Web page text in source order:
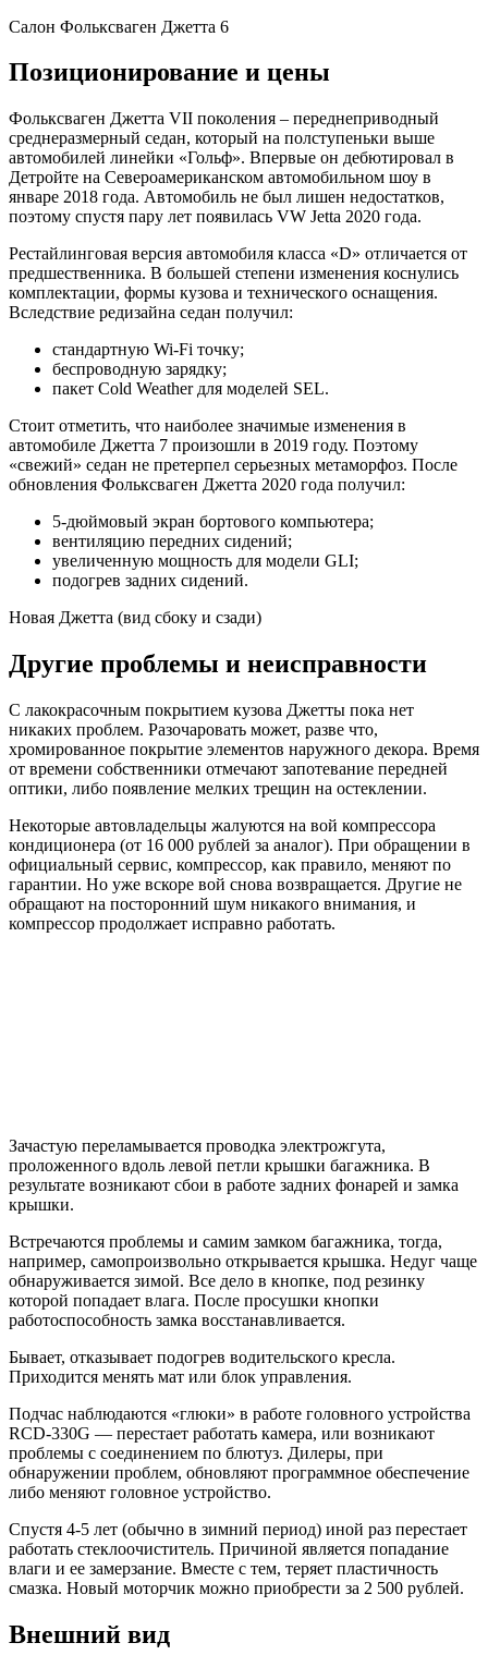
Салон Фольксваген Джетта 6
Позиционирование и цены
Фольксваген Джетта VII поколения – переднеприводный
среднеразмерный седан, который на полступеньки выше
автомобилей линейки «Гольф». Впервые он дебютировал в
Детройте на Североамериканском автомобильном шоу в
январе 2018 года. Автомобиль не был лишен недостатков,
поэтому спустя пару лет появилась VW Jetta 2020 года.
Рестайлинговая версия автомобиля класса «D» отличается от
предшественника. В большей степени изменения коснулись
комплектации, формы кузова и технического оснащения.
Вследствие редизайна седан получил:
стандартную Wi-Fi точку;
беспроводную зарядку;
пакет Cold Weather для моделей SEL.
Стоит отметить, что наиболее значимые изменения в
автомобиле Джетта 7 произошли в 2019 году. Поэтому
«свежий» седан не претерпел серьезных метаморфоз. После
обновления Фольксваген Джетта 2020 года получил:
5-дюймовый экран бортового компьютера;
вентиляцию передних сидений;
увеличенную мощность для модели GLI;
подогрев задних сидений.
Новая Джетта (вид сбоку и сзади)
Другие проблемы и неисправности
С лакокрасочным покрытием кузова Джетты пока нет
никаких проблем. Разочаровать может, разве что,
хромированное покрытие элементов наружного декора. Время
от времени собственники отмечают запотевание передней
оптики, либо появление мелких трещин на остеклении.
Некоторые автовладельцы жалуются на вой компрессора
кондиционера (от 16 000 рублей за аналог). При обращении в
официальный сервис, компрессор, как правило, меняют по
гарантии. Но уже вскоре вой снова возвращается. Другие не
обращают на посторонний шум никакого внимания, и
компрессор продолжает исправно работать.
Зачастую переламывается проводка электрожгута,
проложенного вдоль левой петли крышки багажника. В
результате возникают сбои в работе задних фонарей и замка
крышки.
Встречаются проблемы и самим замком багажника, тогда,
например, самопроизвольно открывается крышка. Недуг чаще
обнаруживается зимой. Все дело в кнопке, под резинку
которой попадает влага. После просушки кнопки
работоспособность замка восстанавливается.
Бывает, отказывает подогрев водительского кресла.
Приходится менять мат или блок управления.
Подчас наблюдаются «глюки» в работе головного устройства
RCD-330G — перестает работать камера, или возникают
проблемы с соединением по блютуз. Дилеры, при
обнаружении проблем, обновляют программное обеспечение
либо меняют головное устройство.
Спустя 4-5 лет (обычно в зимний период) иной раз перестает
работать стеклоочиститель. Причиной является попадание
влаги и ее замерзание. Вместе с тем, теряет пластичность
смазка. Новый моторчик можно приобрести за 2 500 рублей.
Внешний вид